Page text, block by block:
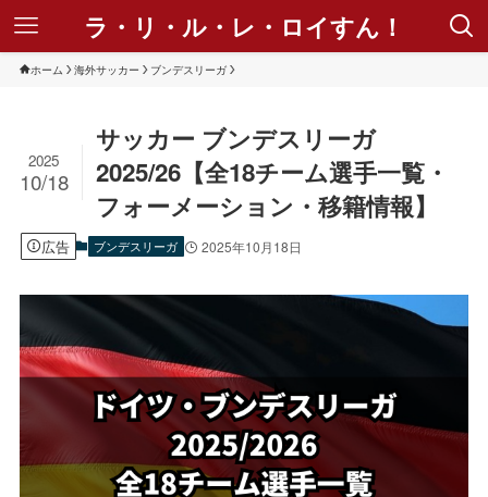
ラ・リ・ル・レ・ロイすん！
ホーム 海外サッカー ブンデスリーガ
サッカー ブンデスリーガ
2025/26【全18チーム選手一覧・
フォーメーション・移籍情報】
2025
10/18
広告 ブンデスリーガ 2025年10月18日